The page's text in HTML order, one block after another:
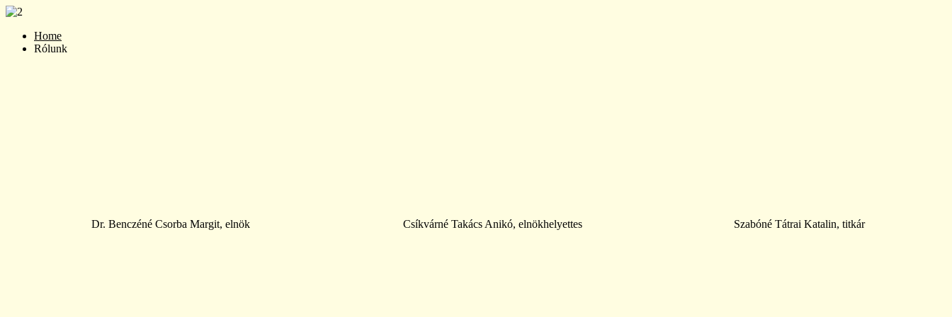
Home
Rólunk
Dr. Benczéné Csorba Margit, elnök Csíkvárné Takács Anikó, elnökhelyettes Szabóné Tátrai Katalin, titkár